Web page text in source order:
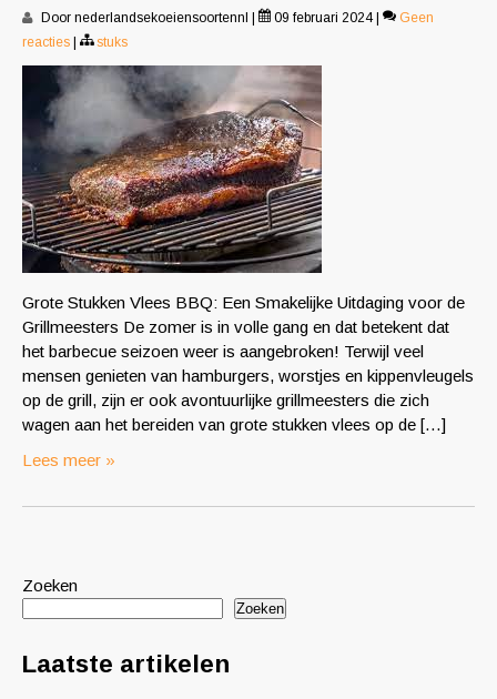
Door nederlandsekoeiensoortennl 09 februari 2024
Geen
reacties
stuks
Grote Stukken Vlees BBQ: Een Smakelijke Uitdaging voor de
Grillmeesters De zomer is in volle gang en dat betekent dat
het barbecue seizoen weer is aangebroken! Terwijl veel
mensen genieten van hamburgers, worstjes en kippenvleugels
op de grill, zijn er ook avontuurlijke grillmeesters die zich
wagen aan het bereiden van grote stukken vlees op de […]
Lees meer »
Zoeken
Zoeken
Laatste artikelen